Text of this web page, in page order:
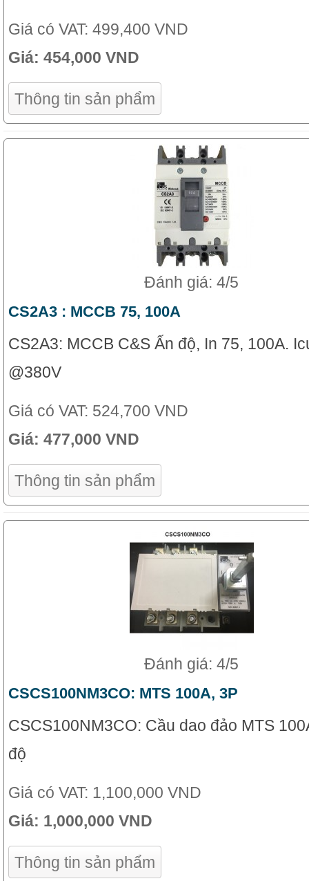
Giá có VAT: 499,400 VND
Giá: 454,000 VND
Thông tin sản phẩm
Đánh giá: 4/5
CS2A3 : MCCB 75, 100A
CS2A3: MCCB C&S Ấn độ, In 75, 100A.
@380V
Giá có VAT: 524,700 VND
Giá: 477,000 VND
Thông tin sản phẩm
Đánh giá: 4/5
CSCS100NM3CO: MTS 100A, 3P
CSCS100NM3CO: Cầu dao đảo MTS
độ
Giá có VAT: 1,100,000 VND
Giá: 1,000,000 VND
Thông tin sản phẩm